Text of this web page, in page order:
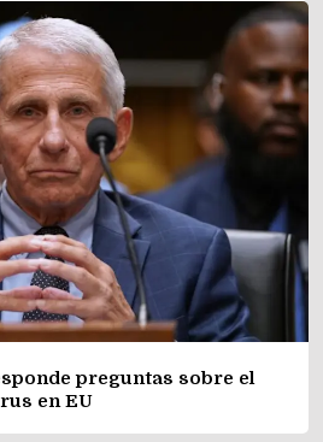
preguntas sobre el
en EU